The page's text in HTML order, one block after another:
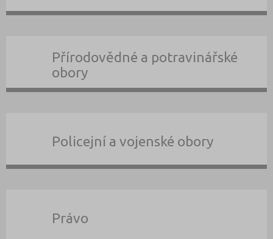
Přírodovědné a potravinářské
obory
Policejní a vojenské obory
Právo